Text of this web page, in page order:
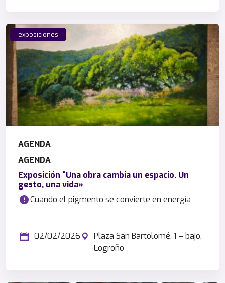
exposiciones
AGENDA
AGENDA
Exposición “Una obra cambia un espacio. Un
gesto, una vida»
Cuando el pigmento se convierte en energía
02/02/2026
Plaza San Bartolomé, 1 – bajo,
Logroño